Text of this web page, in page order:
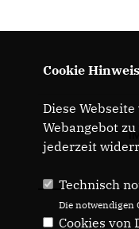
Cookie Hinweis
Diese
Webangebot
jederzeit
Technisch
Die notwendigen
Cookies von